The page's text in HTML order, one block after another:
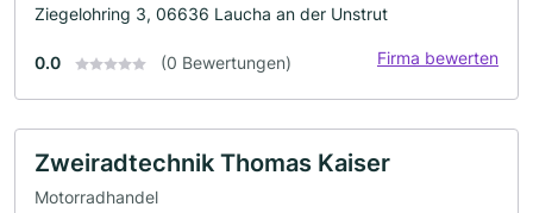
Ziegelohring 3, 06636 Laucha an der Unstrut
0.0 (0 Bewertungen) Firma bewerten
Zweiradtechnik Thomas Kaiser
Motorradhandel